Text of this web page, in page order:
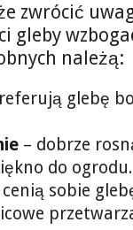
zwrócić
gleby
należą:
glebę
– dobrze
do ogrodu.
cenią sobie